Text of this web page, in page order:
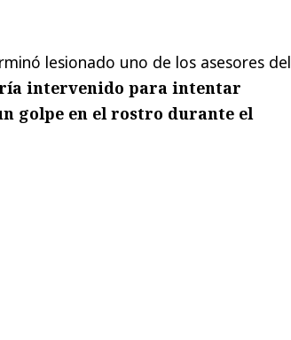
lesionado uno de los asesores del
intervenido para intentar
golpe en el rostro durante el